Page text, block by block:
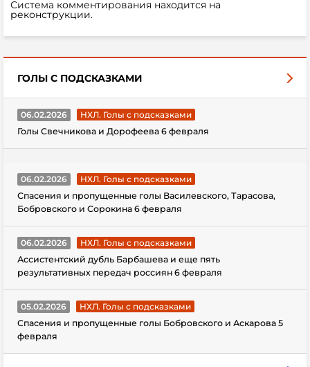
Система комментирования находится на
реконструкции.
ГОЛЫ С ПОДСКАЗКАМИ
06.02.2026
НХЛ. Голы с подсказками
Голы Свечникова и Дорофеева 6 февраля
06.02.2026
НХЛ. Голы с подсказками
Спасения и пропущенные голы Василевского, Тарасова,
Бобровского и Сорокина 6 февраля
06.02.2026
НХЛ. Голы с подсказками
Ассистентский дубль Барбашева и еще пять
результативных передач россиян 6 февраля
05.02.2026
НХЛ. Голы с подсказками
Спасения и пропущенные голы Бобровского и Аскарова 5
февраля